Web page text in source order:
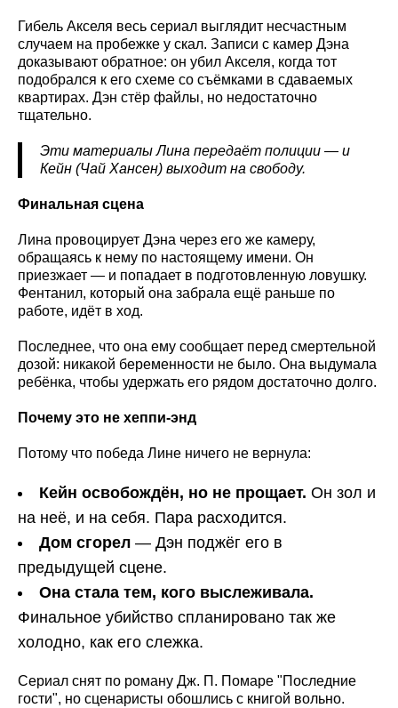
Гибель Акселя весь сериал выглядит несчастным
случаем на пробежке у скал. Записи с камер Дэна
доказывают обратное: он убил Акселя, когда тот
подобрался к его схеме со съёмками в сдаваемых
квартирах. Дэн стёр файлы, но недостаточно
тщательно.
Эти материалы Лина передаёт полиции — и
Кейн (Чай Хансен) выходит на свободу.
Финальная сцена
Лина провоцирует Дэна через его же камеру,
обращаясь к нему по настоящему имени. Он
приезжает — и попадает в подготовленную ловушку.
Фентанил, который она забрала ещё раньше по
работе, идёт в ход.
Последнее, что она ему сообщает перед смертельной
дозой: никакой беременности не было. Она выдумала
ребёнка, чтобы удержать его рядом достаточно долго.
Почему это не хеппи-энд
Потому что победа Лине ничего не вернула:
Кейн освобождён, но не прощает. Он зол и
на неё, и на себя. Пара расходится.
Дом сгорел — Дэн поджёг его в
предыдущей сцене.
Она стала тем, кого выслеживала.
Финальное убийство спланировано так же
холодно, как его слежка.
Сериал снят по роману Дж. П. Помаре "Последние
гости", но сценаристы обошлись с книгой вольно.